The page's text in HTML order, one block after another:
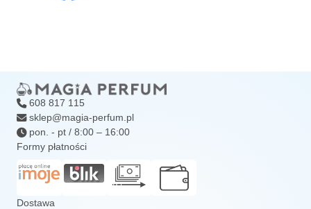
608 817 115
sklep@magia-perfum.pl
pon. - pt / 8:00 – 16:00
Formy płatności
Dostawa